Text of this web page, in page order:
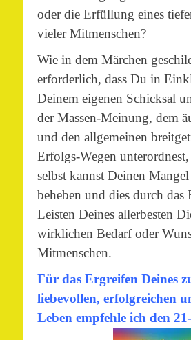
oder die Erfüllung eines
vieler Mitmenschen?
Wie in dem Märchen
erforderlich, dass Du in
Deinem eigenen Schicksal
der Massen-Meinung, dem
und den allgemeinen
Erfolgs-Wegen
selbst kannst Deinen
beheben und dies durch das
Leisten Deines allerbesten
wirklichen Bedarf oder
Mitmenschen.
Für das Ergreifen Deines
liebevollen, erfolgreichen
Leben empfehle ich den